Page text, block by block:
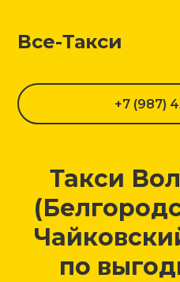
Все-Такси
+7 (987)
Такси
по